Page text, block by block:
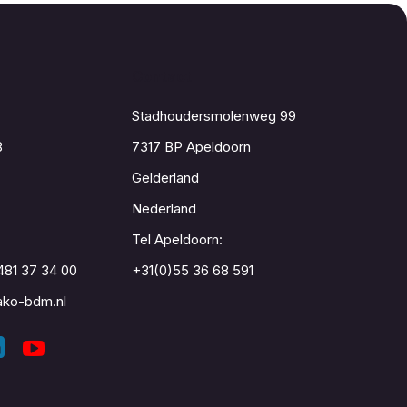
37 34 00
bdm.nl
Stadhoudersmolenweg 99
7317 BP Apeldoorn
Gelderland
Nederland
Tel Apeldoorn:
+31(0)55 36 68 591